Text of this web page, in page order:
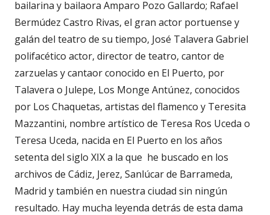
bailarina y bailaora Amparo Pozo Gallardo; Rafael
Bermúdez Castro Rivas, el gran actor portuense y
galán del teatro de su tiempo, José Talavera Gabriel
polifacético actor, director de teatro, cantor de
zarzuelas y cantaor conocido en El Puerto, por
Talavera o Julepe, Los Monge Antúnez, conocidos
por Los Chaquetas, artistas del flamenco y Teresita
Mazzantini, nombre artístico de Teresa Ros Uceda o
Teresa Uceda, nacida en El Puerto en los años
setenta del siglo XIX a la que he buscado en los
archivos de Cádiz, Jerez, Sanlúcar de Barrameda,
Madrid y también en nuestra ciudad sin ningún
resultado. Hay mucha leyenda detrás de esta dama